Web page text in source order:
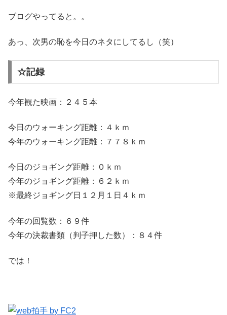
ブログやってると。。
あっ、次男の恥を今日のネタにしてるし（笑）
☆記録
今年観た映画：２４５本
今日のウォーキング距離：４ｋｍ
今年のウォーキング距離：７７８ｋｍ
今日のジョギング距離：０ｋｍ
今年のジョギング距離：６２ｋｍ
※最終ジョギング日１２月１日４ｋｍ
今年の回覧数：６９件
今年の決裁書類（判子押した数）：８４件
では！